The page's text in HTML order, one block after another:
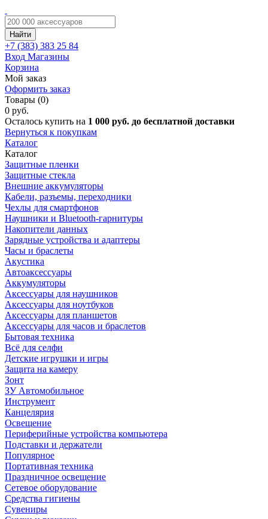
Найти
+7 (383) 383 25 84
Вход Магазины
Корзина
Мой заказ
Оформить заказ
Товары (0)
0 руб.
Осталось купить на 1 000 руб. до бесплатной доставки
Вернуться к покупкам
Каталог
Каталог
Защитные пленки
Защитные стекла
Внешние аккумуляторы
Кабели, разъемы, переходники
Чехлы для смартфонов
Наушники и Bluetooth-гарнитуры
Накопители данных
Зарядные устройства и адаптеры
Часы и браслеты
Акустика
Автоаксессуары
Аккумуляторы
Аксессуары для наушников
Аксессуары для ноутбуков
Аксессуары для планшетов
Аксессуары для часов и браслетов
Бытовая техника
Всё для селфи
Детские игрушки и игры
Защита на камеру
Зонт
ЗУ Автомобильное
Инструмент
Канцелярия
Освещение
Периферийные устройства компьютера
Подставки и держатели
Популярное
Портативная техника
Праздничное освещение
Сетевое оборудование
Средства гигиены
Сувениры